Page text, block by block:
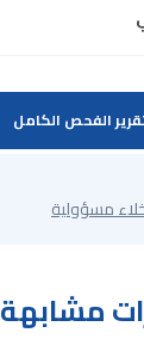
الفحص الكامل
مسؤولية
مشابهة